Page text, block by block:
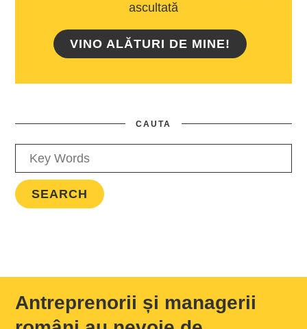
ascultată
VINO ALĂTURI DE MINE!
CAUTA
Antreprenorii și managerii